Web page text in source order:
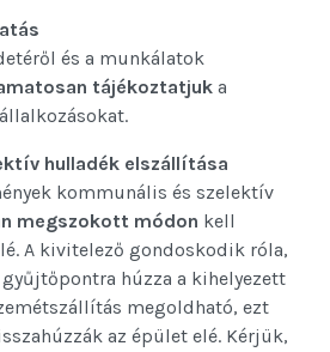
és a munkálatok
tájékoztatjuk a
hulladék elszállítása
kommunális és szelektív
megszokott módon kell
A kivitelező gondoskodik róla,
gyűjtőpontra húzza a kihelyezett
megoldható, ezt
az épület elé. Kérjük,